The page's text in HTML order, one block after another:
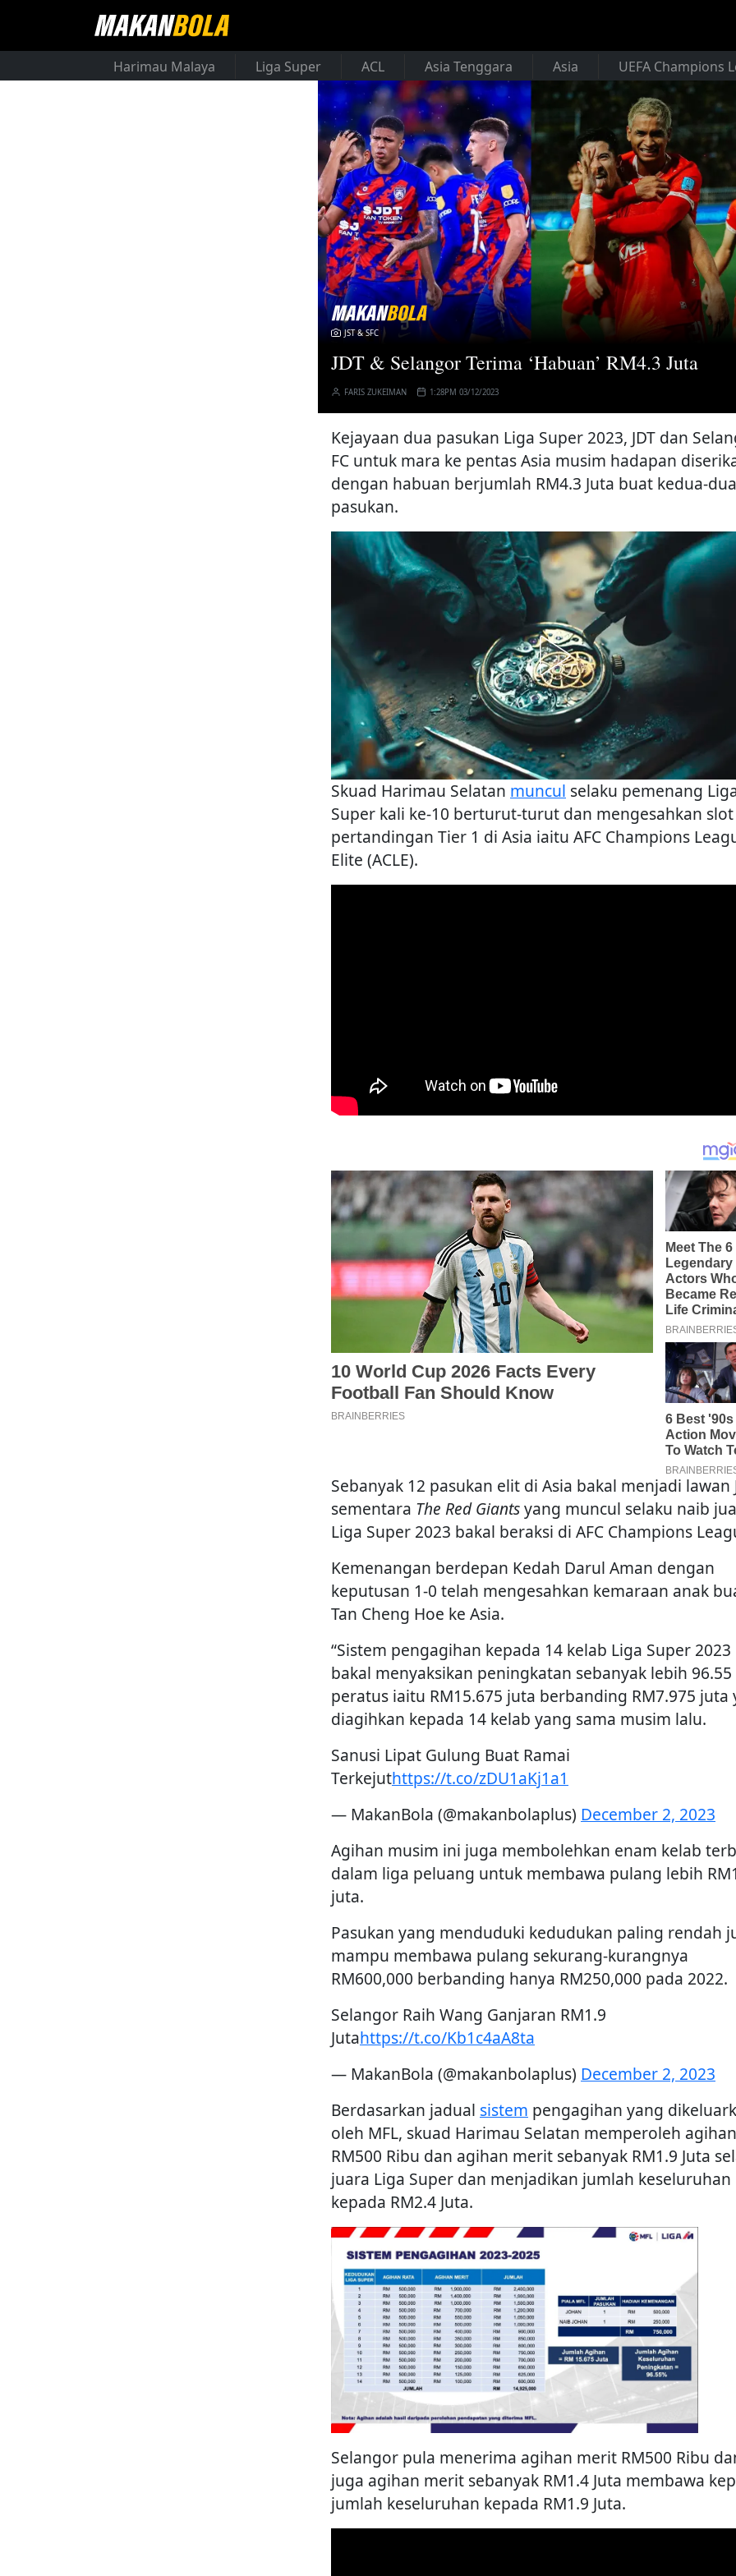
Harimau Malaya Liga Super ACL Asia Tenggara Asia UEFA Champions
JST & SFC
JDT & Selangor Terima ‘Habuan’ RM4.3 Juta
FARIS ZUKEIMAN 1:28PM 03/12/2023
Kejayaan dua pasukan Liga Super 2023, JDT dan
FC untuk mara ke pentas Asia musim hadapan
dengan habuan berjumlah RM4.3 Juta buat kedua-dua
pasukan.
Skuad Harimau Selatan muncul selaku pemenang
Super kali ke-10 berturut-turut dan mengesahkan slot
pertandingan Tier 1 di Asia iaitu AFC Champions
Elite (ACLE).
Sebanyak 12 pasukan elit di Asia bakal menjadi lawan
sementara The Red Giantsyang muncul selaku naib
Liga Super 2023 bakal beraksi di AFC Champions
Kemenangan berdepan Kedah Darul Aman dengan
keputusan 1-0 telah mengesahkan kemaraan anak
Tan Cheng Hoe ke Asia.
“Sistem pengagihan kepada 14 kelab Liga Super 2023
bakal menyaksikan peningkatan sebanyak lebih 96.55
peratus iaitu RM15.675 juta berbanding RM7.975 juta
diagihkan kepada 14 kelab yang sama musim lalu.
Sanusi Lipat Gulung Buat Ramai
Terkejuthttps://t.co/zDU1aKj1a1
— MakanBola (@makanbolaplus) December 2, 2023
Agihan musim ini juga membolehkan enam kelab
dalam liga peluang untuk membawa pulang lebih RM1
juta.
Pasukan yang menduduki kedudukan paling rendah
mampu membawa pulang sekurang-kurangnya
RM600,000 berbanding hanya RM250,000 pada 2022.
Selangor Raih Wang Ganjaran RM1.9
Jutahttps://t.co/Kb1c4aA8ta
— MakanBola (@makanbolaplus) December 2, 2023
Berdasarkan jadual sistem pengagihan yang
oleh MFL, skuad Harimau Selatan memperoleh
RM500 Ribu dan agihan merit sebanyak RM1.9 Juta
juara Liga Super dan menjadikan jumlah keseluruhan
kepada RM2.4 Juta.
Selangor pula menerima agihan merit RM500 Ribu
juga agihan merit sebanyak RM1.4 Juta membawa
jumlah keseluruhan kepada RM1.9 Juta.